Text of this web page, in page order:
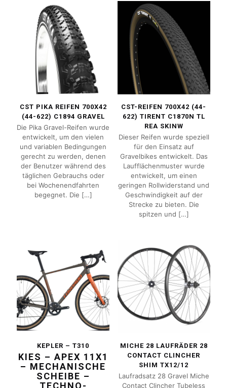
CST PIKA REIFEN 700X42
(44-622) C1894 GRAVEL
Die Pika Gravel-Reifen wurde
entwickelt, um den vielen
und variablen Bedingungen
gerecht zu werden, denen
der Benutzer während des
täglichen Gebrauchs oder
bei Wochenendfahrten
begegnet. Die […]
CST-REIFEN 700X42 (44-
622) TIRENT C1870N TL
REA SKINW
Dieser Reifen wurde speziell
für den Einsatz auf
Gravelbikes entwickelt. Das
Laufflächenmuster wurde
entwickelt, um einen
geringen Rollwiderstand und
Geschwindigkeit auf der
Strecke zu bieten. Die
spitzen und […]
KEPLER – T310
KIES – APEX 11X1
– MECHANISCHE
SCHEIBE –
TECHNO-
MICHE 28 LAUFRÄDER 28
CONTACT CLINCHER
SHIM TX12/12
Laufradsatz 28 Gravel Miche
Contact Clincher Tubeless